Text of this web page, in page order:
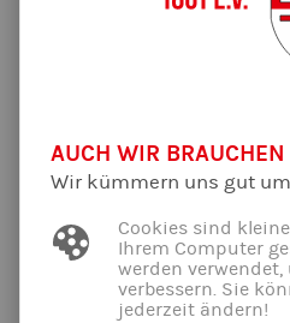
Sind Vorkenntnisse oder
Feste
Ist eine Mitgliedschaft im
AUCH WIR
Wir kümmern uns gut
Cookies sind
Ihrem Computer
werden
verbessern. Sie
jederzeit ändern!